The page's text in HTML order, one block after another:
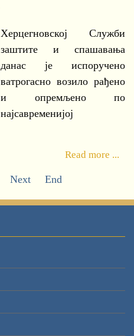
Херцегновској Служби
заштите и спашавања
данас је испоручено
ватрогасно возило рађено
и опремљено по
најсавременијој
Read more ...
Next End